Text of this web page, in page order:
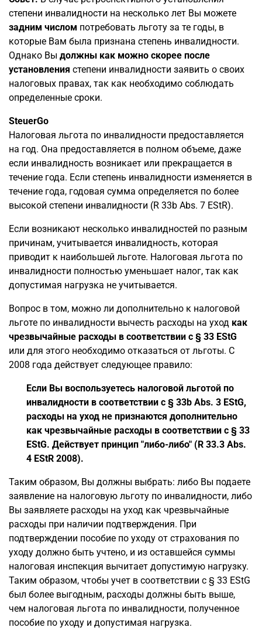
степени инвалидности на несколько лет Вы можете
задним числом потребовать льготу за те годы, в
которые Вам была признана степень инвалидности.
Однако Вы должны как можно скорее после
установления степени инвалидности заявить о своих
налоговых правах, так как необходимо соблюдать
определенные сроки.
SteuerGo
Налоговая льгота по инвалидности предоставляется
на год. Она предоставляется в полном объеме, даже
если инвалидность возникает или прекращается в
течение года. Если степень инвалидности изменяется в
течение года, годовая сумма определяется по более
высокой степени инвалидности (R 33b Abs. 7 EStR).
Если возникают несколько инвалидностей по разным
причинам, учитывается инвалидность, которая
приводит к наибольшей льготе. Налоговая льгота по
инвалидности полностью уменьшает налог, так как
допустимая нагрузка не учитывается.
Вопрос в том, можно ли дополнительно к налоговой
льготе по инвалидности вычесть расходы на уход как
чрезвычайные расходы в соответствии с § 33 EStG
или для этого необходимо отказаться от льготы. С
2008 года действует следующее правило:
Если Вы воспользуетесь налоговой льготой по
инвалидности в соответствии с § 33b Abs. 3 EStG,
расходы на уход не признаются дополнительно
как чрезвычайные расходы в соответствии с § 33
EStG. Действует принцип "либо-либо" (R 33.3 Abs.
4 EStR 2008).
Таким образом, Вы должны выбрать: либо Вы подаете
заявление на налоговую льготу по инвалидности, либо
Вы заявляете расходы на уход как чрезвычайные
расходы при наличии подтверждения. При
подтверждении пособие по уходу от страхования по
уходу должно быть учтено, и из оставшейся суммы
налоговая инспекция вычитает допустимую нагрузку.
Таким образом, чтобы учет в соответствии с § 33 EStG
был более выгодным, расходы должны быть выше,
чем налоговая льгота по инвалидности, полученное
пособие по уходу и допустимая нагрузка.